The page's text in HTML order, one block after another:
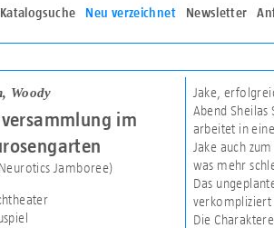
Katalogsuche Neu verzeichnet Newsletter
Woody
im
Jamboree)
Jake,
Abend
arbeitet in
Jake auch
was mehr
Das
verkompliziert
Die